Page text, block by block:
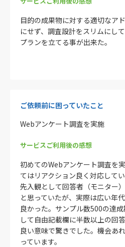
目的の成果物に対する適切なア
にせず、調査設計をスリムにし
プランを立てる事が出来た。
ご依頼前に困っていたこと
Webアンケート調査を実施
サービスご利用後の感想
初めてのWebアンケート調査を
てはリアクション良く対応して
先入観として回答者（モニター
と思っていたが、実際は広い年
良かった。サンプル数500の達
して自由記載欄に半数以上の回
良い意味で驚きでした。機会あ
っています。